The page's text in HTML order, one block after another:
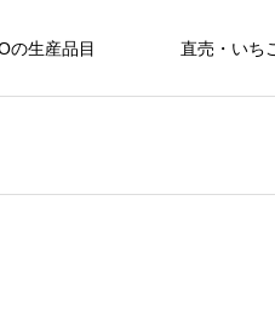
の生産品目 直売・いち